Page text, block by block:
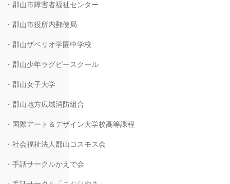
・郡山市障害者福祉センター
・郡山市役所内郵便局
・郡山ザベリオ学園中学校
・郡山少年ラグビースクール
・郡山女子大学
・郡山地方広域消防組合
・国際アート＆デザイン大学校高等課程
・社会福祉法人郡山コスモス会
・手話サークルかえで会